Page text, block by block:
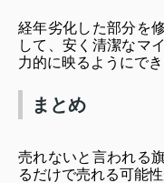
経年劣化した部分を
して、安く清潔なマ
力的に映るようにで
まとめ
売れないと言われる
るだけで売れる可能